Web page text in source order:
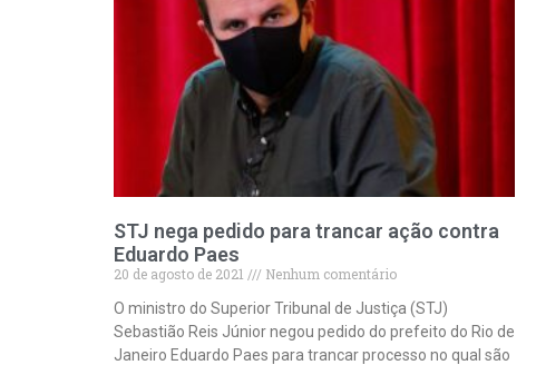
STJ nega pedido para trancar ação contra
Eduardo Paes
20 de agosto de 2021
Nenhum comentário
O ministro do Superior Tribunal de Justiça (STJ)
Sebastião Reis Júnior negou pedido do prefeito do Rio de
Janeiro Eduardo Paes para trancar processo no qual são